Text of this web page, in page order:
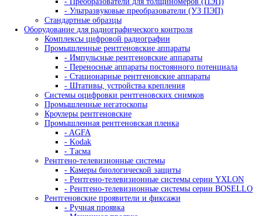
Оборудование для металлографии
Абразивная резка
- Отрезные станки для металлографии
- Аксессуары для резки
- Расходные материалы для резки
Прессы для горячей запрессовки образцов и смолы
- Металлографические прессы
- Аксессуары для запрессовки
- Смолы для запрессовки
Оборудование для шлифовки и полировки
- Шлифовально полировальные станки для
металлографии
- Аксессуары для шлиф-полировки
- Расходные материалы для шлиф-полировки
Измерение твердости Presi
Оборудование для петрографии
Лабораторные и промышленные микроскопы
Промышленные микроскопы
Прямые микроскопы